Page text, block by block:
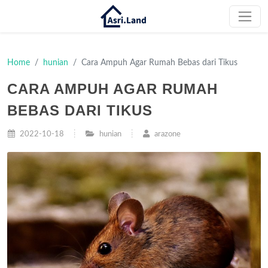
Home hunian Cara Ampuh Agar Rumah Bebas dari Tikus
CARA AMPUH AGAR RUMAH
BEBAS DARI TIKUS
2022-10-18 hunian arazone